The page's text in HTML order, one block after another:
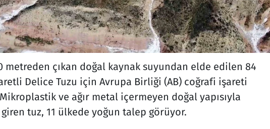
metreden çıkan doğal kaynak suyundan elde edilen 84
Delice Tuzu için Avrupa Birliği (AB) coğrafi işareti
ve ağır metal içermeyen doğal yapısıyla
tuz, 11 ülkede yoğun talep görüyor.